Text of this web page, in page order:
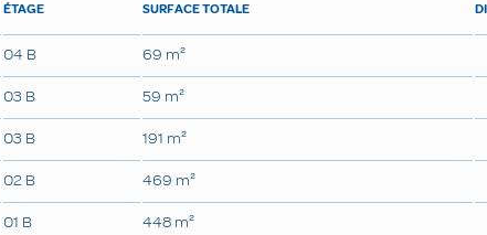
ÉTAGE SURFACE TOTALE
04 B
69 m²
03 B
59 m²
03 B
191 m²
02 B
469 m²
01 B
448 m²